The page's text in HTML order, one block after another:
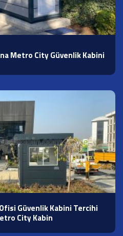
Metro City Güvenlik Kabini
Güvenlik Kabini Tercihi
City Kabin